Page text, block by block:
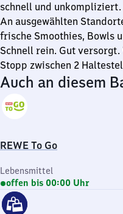
schnell und unkompliziert.
An ausgewählten
frische Smoothies, Bowls
Schnell rein. Gut versorgt.
Stopp zwischen 2
Auch an diesem
REWE To Go
Lebensmittel
offen bis 00:00 Uhr